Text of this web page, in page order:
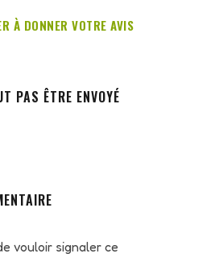
À DONNER VOTRE AVIS
PAS ÊTRE ENVOYÉ
vouloir signaler ce